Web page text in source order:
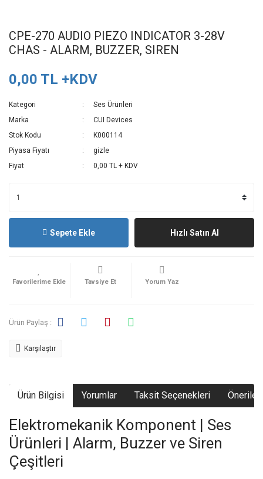
CPE-270 AUDIO PIEZO INDICATOR 3-28V
CHAS - ALARM, BUZZER, SIREN
0,00 TL +KDV
Kategori
Ses Ürünleri
Marka
CUI Devices
Stok Kodu
K000114
Piyasa Fiyatı
gizle
Fiyat
0,00 TL + KDV
Sepete Ekle Hızlı Satın Al
Tavsiye Et Yorum Yaz
Ürün Paylaş :
Karşılaştır
Ürün Bilgisi Yorumlar Taksit Seçenekleri
Elektromekanik Komponent | Ses
Ürünleri | Alarm, Buzzer ve Siren
Çeşitleri